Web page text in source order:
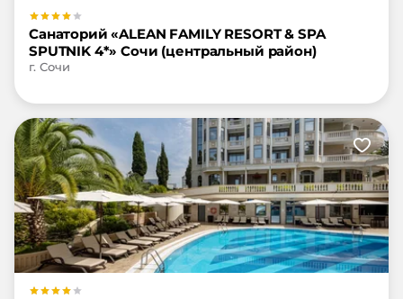
Санаторий «ALEAN FAMILY RESORT & SPA
SPUTNIK 4*» Сочи (центральный район)
г. Сочи